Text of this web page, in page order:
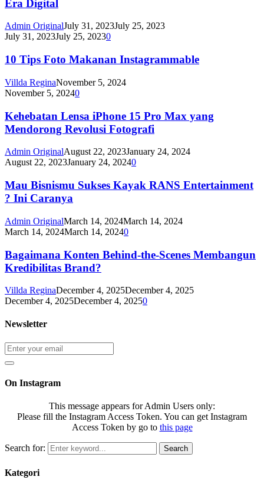
Era Digital
Admin OriginalJuly 31, 2023July 25, 2023
July 31, 2023July 25, 20230
10 Tips Foto Makanan Instagrammable
Villda ReginaNovember 5, 2024
November 5, 20240
Kehebatan Lensa iPhone 15 Pro Max yang
Mendorong Revolusi Fotografi
Admin OriginalAugust 22, 2023January 24, 2024
August 22, 2023January 24, 20240
Mau Bisnismu Sukses Kayak RANS Entertainment
? Ini Caranya
Admin OriginalMarch 14, 2024March 14, 2024
March 14, 2024March 14, 20240
Bagaimana Konten Behind-the-Scenes Membangun
Kredibilitas Brand?
Villda ReginaDecember 4, 2025December 4, 2025
December 4, 2025December 4, 20250
Newsletter
On Instagram
This message appears for Admin Users only:
Please fill the Instagram Access Token. You can get Instagram
Access Token by go to this page
Search for: Search
Kategori